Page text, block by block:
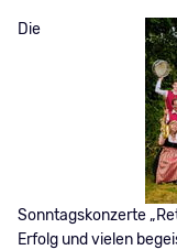
Die
Sonntagskonzerte
Erfolg und vielen